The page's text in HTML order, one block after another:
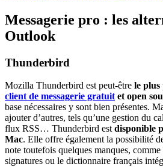
Messagerie pro : les
Outlook
Thunderbird
Mozilla Thunderbird est peut-être le plus
client de messagerie gratuitet open
base nécessaires y sont bien présentes.
ajouter d’autres, tels qu’une gestion du
flux RSS… Thunderbird estdisponible
Mac. Elle offre également la possibilité
note toutefois quelques manques,
signatures ou le dictionnaire français